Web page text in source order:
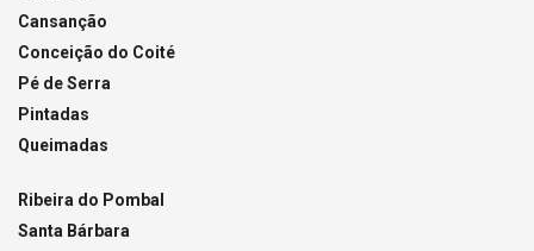
Cansanção
Conceição do Coité
Pé de Serra
Pintadas
Queimadas
Ribeira do Pombal
Santa Bárbara